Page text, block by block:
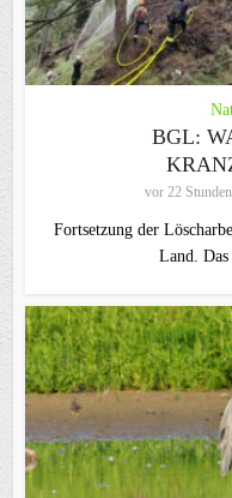
BGL:
vor 22 Stunden
Fortsetzung der
Land. Das